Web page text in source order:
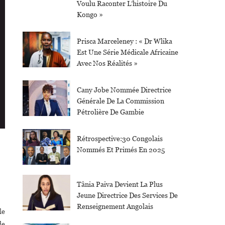
Voulu Raconter L’histoire Du
Kongo »
Prisca Marceleney : « Dr Wlika
Est Une Série Médicale Africaine
Avec Nos Réalités »
Cany Jobe Nommée Directrice
Générale De La Commission
Pétrolière De Gambie
Rétrospective:30 Congolais
Nommés Et Primés En 2025
Tânia Paiva Devient La Plus
Jeune Directrice Des Services De
Renseignement Angolais